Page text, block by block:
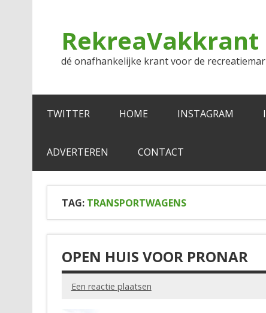
RekreaVakkrant
dé onafhankelijke krant voor de
TWITTER HOME INSTAGRAM
ADVERTEREN CONTACT
TAG: TRANSPORTWAGENS
OPEN HUIS VOOR PRONAR
Een reactie plaatsen